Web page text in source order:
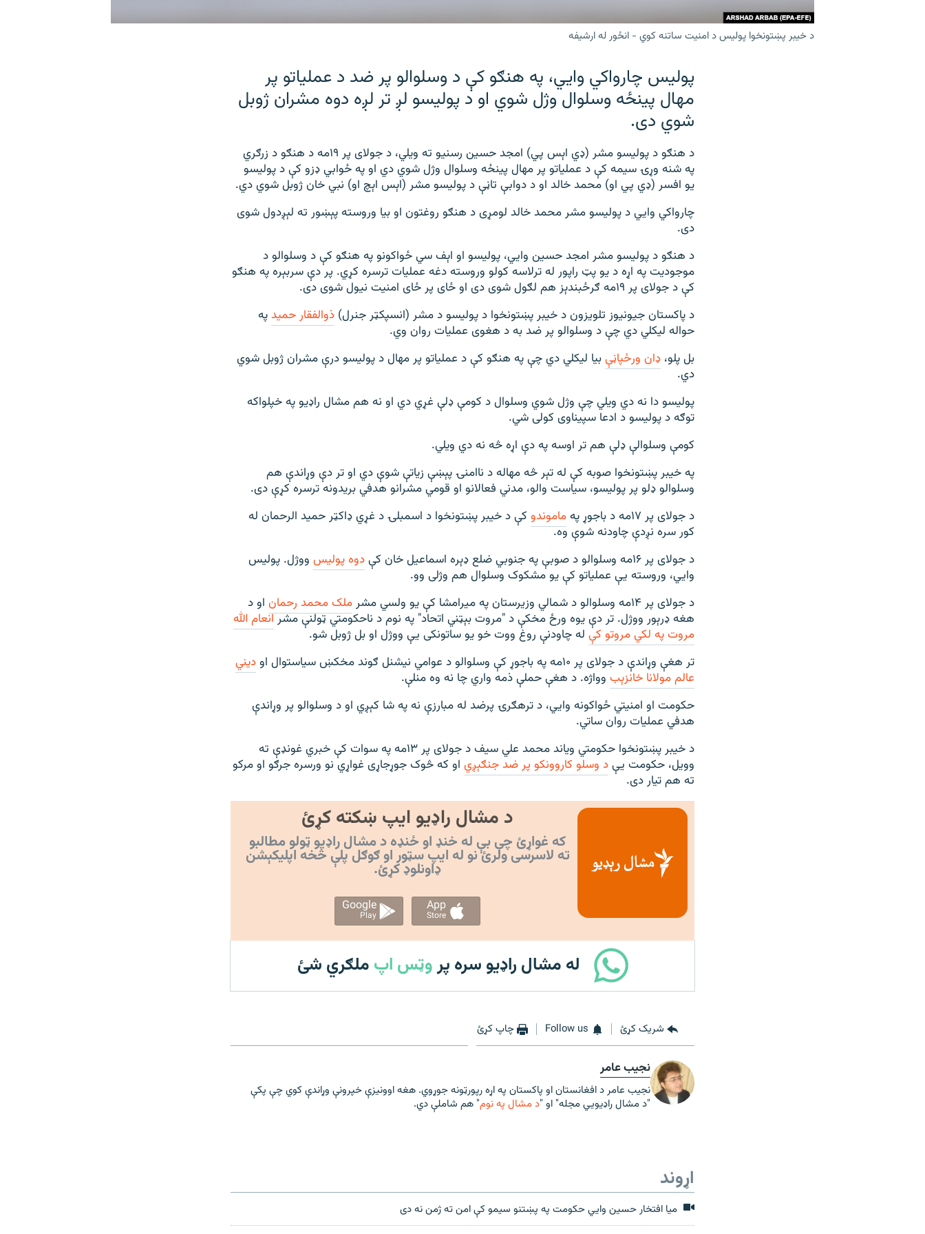
د خیبر پښتونخوا پولیس د امنیت ساتنه کوي - انځور له ارشیفه
پولیس چارواکي وايي، په هنګو کې د وسلوالو پر ضد د عملیاتو پر
مهال پینځه وسلوال وژل شوي او د پولیسو لږ تر لږه دوه مشران ژوبل
شوي دی.
د هنګو د پولیسو مشر (ډي اېس پي) امجد حسین رسنیو ته ویلي، د جولای پر ۱۹مه د هنګو د زرګري
په شنه وړۍ سیمه کې د عملیاتو پر مهال پینځه وسلوال وژل شوي دي او په ځوابي ډزو کې د پولیسو
یو افسر (ډي پي او) محمد خالد او د دوابې تاڼې د پولیسو مشر (اېس اېچ او) نبي خان ژوبل شوي دي.
چارواکي وايي د پولیسو مشر محمد خالد لومړی د هنګو روغتون او بیا وروسته پېښور ته لېږدول شوی
دی.
د هنګو د پولیسو مشر امجد حسین وايي، پولیسو او اېف سي ځواکونو په هنګو کې د وسلوالو د
موجودیت په اړه د یو پټ راپور له ترلاسه کولو وروسته دغه عملیات ترسره کړي. پر دې سربېره په هنګو
کې د جولای پر ۱۹مه ګرځبندېز هم لګول شوی دی او ځای پر ځای امنیت نیول شوی دی.
د پاکستان جیونیوز تلویزون د خیبر پښتونخوا د پولیسو د مشر (انسپکټر جنرل)ذوالفقار حمیدپه
حواله لیکلي دي چې د وسلوالو پر ضد به د هغوی عملیات روان وي.
بل پلو،ډان ورځپاڼېبیا لیکلي دي چې په هنګو کې د عملیاتو پر مهال د پولیسو درې مشران ژوبل شوي
دي.
پولیسو دا نه دي ویلي چې وژل شوي وسلوال د کومې ډلې غړي دي او نه هم مشال راډیو په خپلواکه
توګه د پولیسو د ادعا سپیناوی کولی شي.
کومې وسلوالې ډلې هم تر اوسه په دې اړه څه نه دي ویلي.
په خیبر پښتونخوا صوبه کې له تېر څه مهاله د ناامنۍ پېښې زیاتې شوې دي او تر دې وړاندې هم
وسلوالو ډلو پر پولیسو، سیاست والو، مدني فعالانو او قومي مشرانو هدفي بریدونه ترسره کړې دی.
د جولای پر ۱۷مه د باجوړ په
ماموندو کې د خیبر پښتونخوا د اسمبلۍ د غړي ډاکټر حمید الرحمان له
کور سره نږدې چاودنه شوې وه.
د جولای پر ۱۶مه وسلوالو د صوبې په جنوبي ضلع ډېره اسماعیل خان کې
دوه پولیس ووژل. پولیس
وايي، وروسته یې عملیاتو کې یو مشکوک وسلوال هم وژلی وو.
د جولای پر ۱۴مه وسلوالو د شمالي وزیرستان په میرامشا کې یو ولسي مشر
ملک محمد رحمان او د
هغه ډرېور ووژل. تر دې یوه ورځ مخکې د "مروت بېټني اتحاد" په نوم د ناحکومتي ټولنې مشرانعام الله
مروت په لکي مروتو کې له چاودنې روغ ووت خو یو ساتونکی یې ووژل او بل ژوبل شو.
تر هغې وړاندې د جولای پر ۱۰مه په باجوړ کې وسلوالو د عوامي نیشنل ګوند مخکښ سیاستوال او
دیني
عالم مولانا خانزېب وواژه. د هغې حملې ذمه واري چا نه وه منلې.
حکومت او امنیتي ځواکونه وايي، د ترهګرۍ پرضد له مبارزې نه په شا کېږي او د وسلوالو پر وړاندې
هدفي عملیات روان ساتي.
د خیبر پښتونخوا حکومتي ویاند محمد علي سیف د جولای پر ۱۳مه په سوات کې خبري غونډې ته
وویل، حکومت یېد وسلو کاروونکو پر ضد جنګېږي او که څوک جوړجاړی غواړي نو ورسره جرګو او مرکو
ته هم تیار دی.
د مشال راډیو ایپ ښکته کړئ
که غواړئ چې بې له خنډ او ځنډه د مشال راډیو ټولو مطالبو
ته لاسرسی ولرئ نو له ایپ سټور او ګوګل پلې څخه اپليکېشن
ډاونلوډ کړئ.
App
Store
Google
Play
له مشال راډیو سره پروټس اپ ملګري شئ
شریک کړئ Follow us چاپ کړئ
نجیب عامر
نجيب عامر د افغانستان او پاکستان په اړه رپورټونه جوړوي. هغه اوونیزې خپرونې وړاندې کوي چې پکې
"د مشال راډیويي مجله" او "د مشال په نوم" هم شاملې دي.
اړوند
میا افتخار حسین وايي حکومت په پښتنو سیمو کې امن ته ژمن نه دی